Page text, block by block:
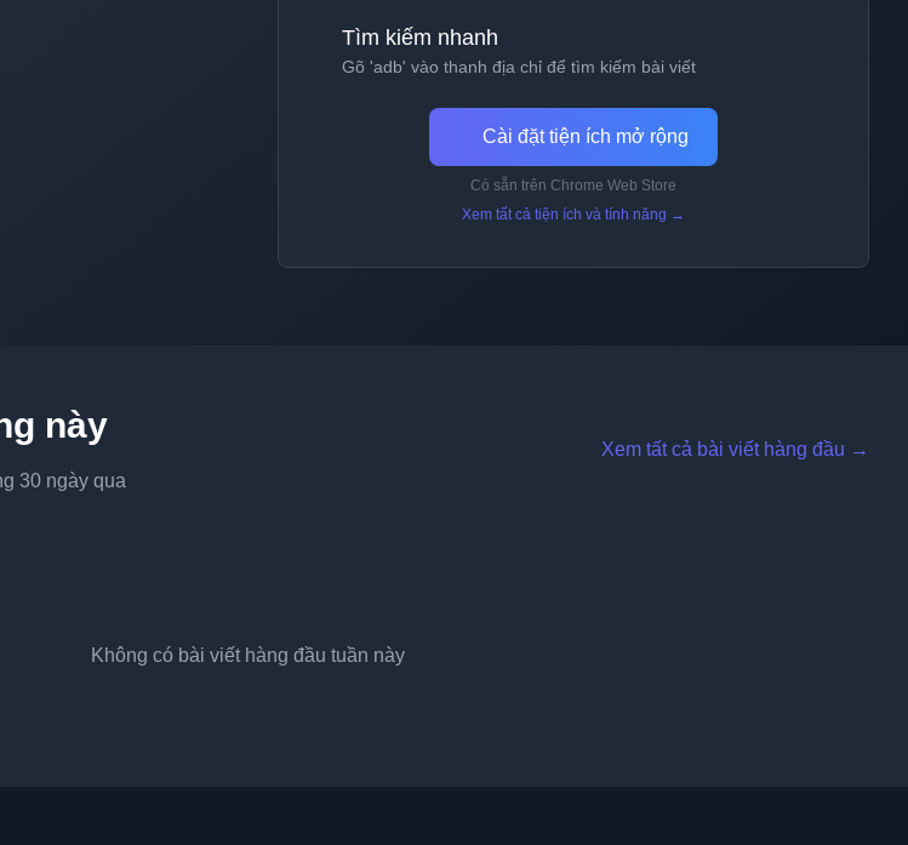
Tìm kiếm nhanh
Gõ 'adb' vào thanh địa chỉ để tìm kiếm bài viết
Cài đặt tiện ích mở rộng
Có sẵn trên Chrome Web Store
Xem tất cả tiện ích và tính năng →
này
30 ngày qua
Xem tất cả bài viết hàng đầu →
Không có bài viết hàng đầu tuần này